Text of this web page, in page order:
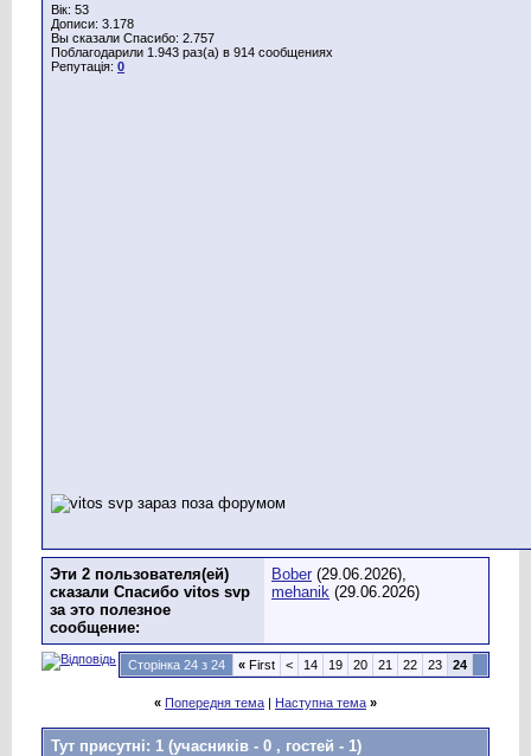
Вік: 53
Дописи: 3.178
Вы сказали Спасибо: 2.757
Поблагодарили 1.943 раз(а) в 914 сообщениях
Репутація: 0
Эти 2 пользователя(ей)
сказали Спасибо vitos svp
за это полезное
сообщение:
Bober (29.06.2026),
mehanik (29.06.2026)
Сторінка 24 з 24 « First < 14 19 20 21 22 23 24
« Попередня тема | Наступна тема »
Тут присутні: 1 (учасників - 0 , гостей - 1)